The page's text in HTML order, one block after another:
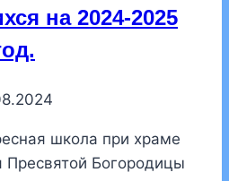
на 2024-2025
школа при храме
Пресвятой Богородицы